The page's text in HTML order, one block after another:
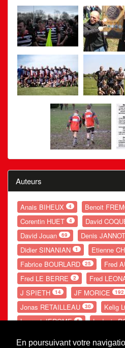
En poursuivant votre
Auteurs
Anais BIHEUX 4 Benoit
Corentin HUET 4 David
David Jouan 69 Denis JANNOT
Didier SINANIAN 1 Etienne
Fabrice BOURLARD 25 Fred
Fred LE BERRE 2 Fred
J SPIETH 14 JF MORICE 192
Jonas RETAILLEAU 30 Kelig
Laurent JEROME 6 Ludovic